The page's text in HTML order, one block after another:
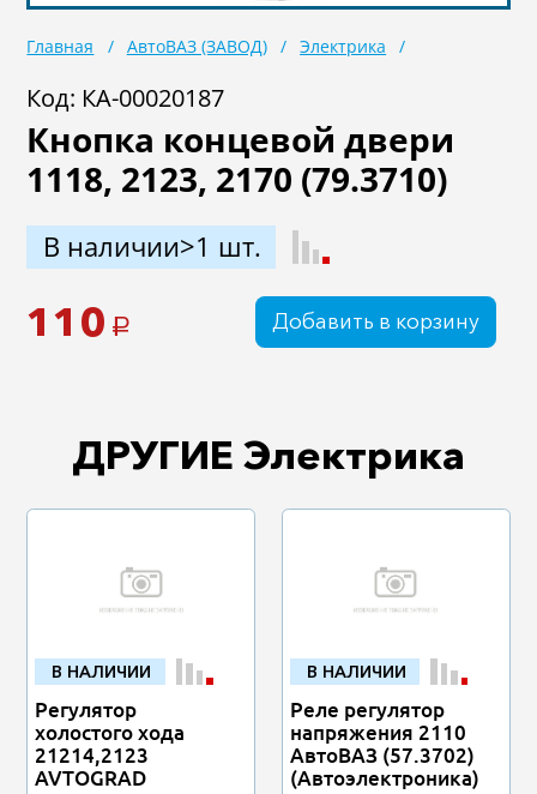
Масла
Иномарки
Крепеж колесный
Садовая техника
Инструмент
Лодки и моторы
Активный отдых
Электроинструмент
и оснастка
Главная АвтоВАЗ (ЗАВОД) Электрика
Код: КА-00020187
Кнопка концевой двери
1118, 2123, 2170 (79.3710)
В наличии>1 шт.
110 a Добавить в корзину
ДРУГИЕ Электрика
В НАЛИЧИИ
Регулятор
холостого хода
21214,2123
AVTOGRAD
В НАЛИЧИИ
Реле регулятор
напряжения 2110
АвтоВАЗ (57.3702)
(Автоэлектроника)